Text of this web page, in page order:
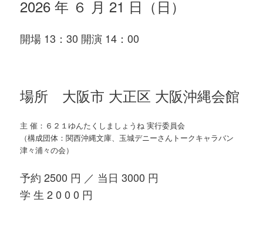
2026 年 ６ 月 21 日（日）
開場 13：30 開演 14：00
場所 大阪市 大正区 大阪沖縄会館
主 催：６２１ゆんたくしましょうね 実行委員会
（構成団体：関西沖縄文庫、玉城デニーさんトークキャラバン
津々浦々の会）
予約 2500 円 ／ 当日 3000 円
学 生 2 0 0 0 円